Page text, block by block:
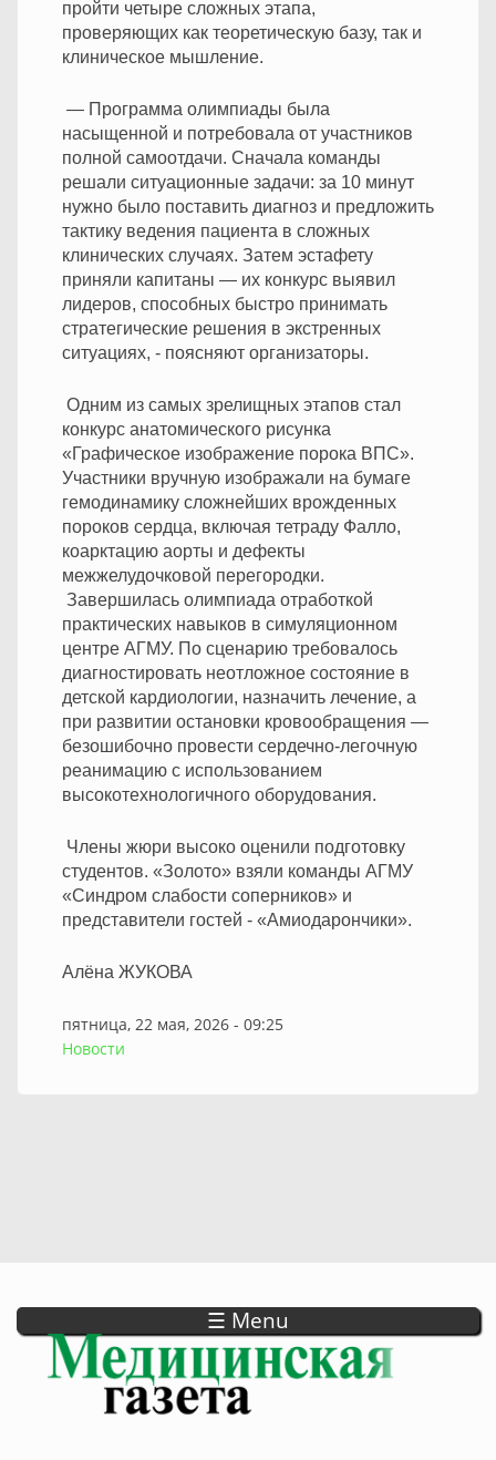
пройти четыре сложных этапа,
проверяющих как теоретическую базу, так и
клиническое мышление.
— Программа олимпиады была
насыщенной и потребовала от участников
полной самоотдачи. Сначала команды
решали ситуационные задачи: за 10 минут
нужно было поставить диагноз и предложить
тактику ведения пациента в сложных
клинических случаях. Затем эстафету
приняли капитаны — их конкурс выявил
лидеров, способных быстро принимать
стратегические решения в экстренных
ситуациях, - поясняют организаторы.
Одним из самых зрелищных этапов стал
конкурс анатомического рисунка
«Графическое изображение порока ВПС».
Участники вручную изображали на бумаге
гемодинамику сложнейших врожденных
пороков сердца, включая тетраду Фалло,
коарктацию аорты и дефекты
межжелудочковой перегородки.
Завершилась олимпиада отработкой
практических навыков в симуляционном
центре АГМУ. По сценарию требовалось
диагностировать неотложное состояние в
детской кардиологии, назначить лечение, а
при развитии остановки кровообращения —
безошибочно провести сердечно-легочную
реанимацию с использованием
высокотехнологичного оборудования.
Члены жюри высоко оценили подготовку
студентов. «Золото» взяли команды АГМУ
«Синдром слабости соперников» и
представители гостей - «Амиодарончики».
Алёна ЖУКОВА
пятница, 22 мая, 2026 - 09:25
Новости
☰ Menu